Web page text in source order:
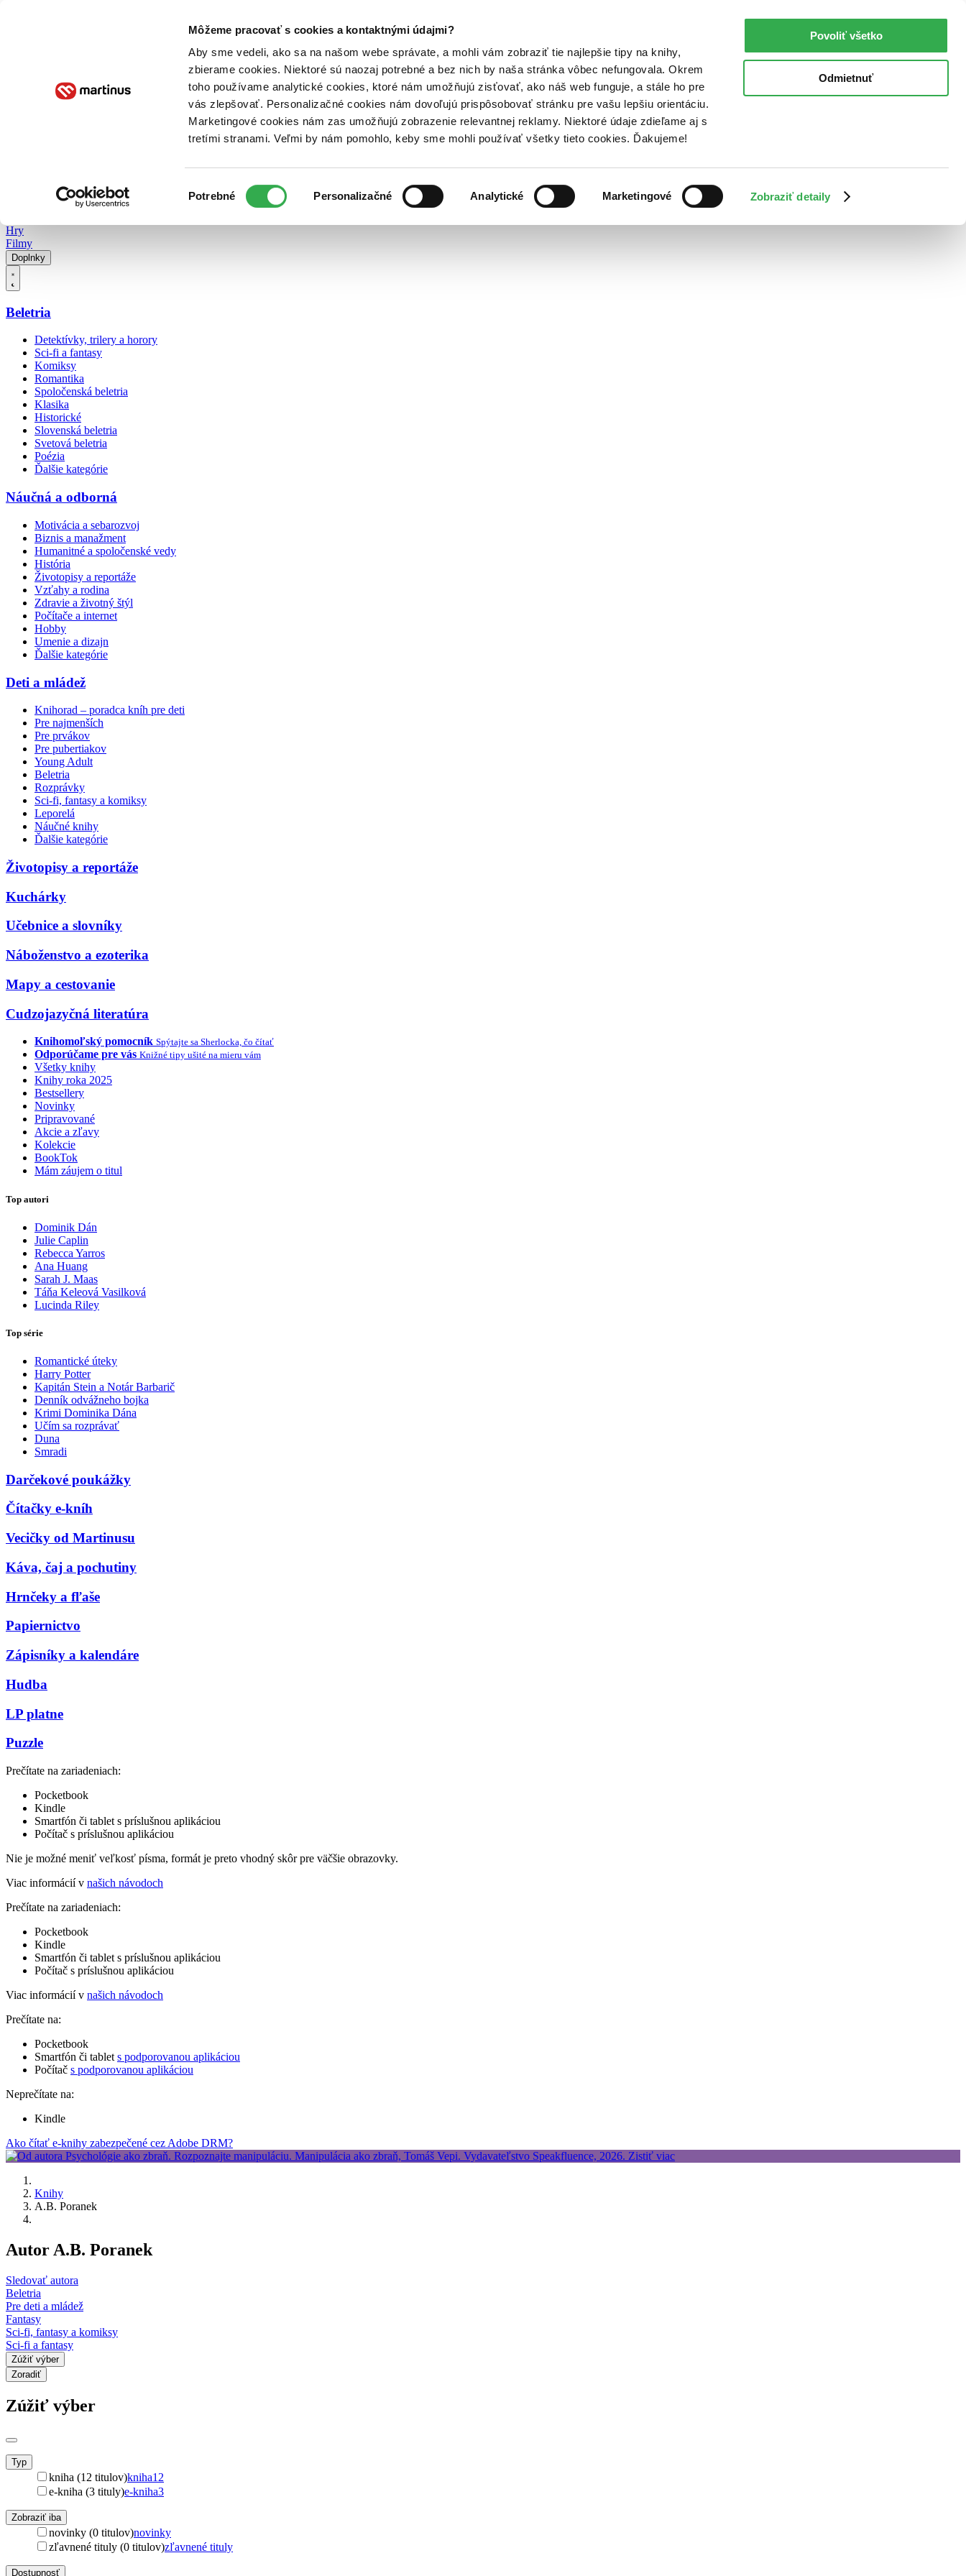
Môžeme pracovať s cookies a kontaktnými údajmi?
Aby sme vedeli, ako sa na našom webe správate, a mohli vám zobraziť tie najlepšie tipy na knihy,
zbierame cookies. Niektoré sú naozaj potrebné a bez nich by naša stránka vôbec nefungovala. Okrem
toho používame analytické cookies, ktoré nám umožňujú zisťovať, ako náš web funguje, a stále ho pre
vás zlepšovať. Personalizačné cookies nám dovoľujú prispôsobovať stránku pre vašu lepšiu orientáciu.
Marketingové cookies nám zas umožňujú zobrazenie relevantnej reklamy. Niektoré údaje zdieľame aj s
tretími stranami. Veľmi by nám pomohlo, keby sme mohli používať všetky tieto cookies. Ďakujeme!
súhlasu
Potrebné Personalizačné Analytické Marketingové Zobraziť detaily
Povoliť všetko
Odmietnuť
Poukážky Kontakt
Hry
Filmy
Doplnky
Beletria
Detektívky, trilery a horory
Sci-fi a fantasy
Komiksy
Romantika
Spoločenská beletria
Klasika
Historické
Slovenská beletria
Svetová beletria
Poézia
Ďalšie kategórie
Náučná a odborná
Motivácia a sebarozvoj
Biznis a manažment
Humanitné a spoločenské vedy
História
Životopisy a reportáže
Vzťahy a rodina
Zdravie a životný štýl
Počítače a internet
Hobby
Umenie a dizajn
Ďalšie kategórie
Deti a mládež
Knihorad – poradca kníh pre deti
Pre najmenších
Pre prvákov
Pre pubertiakov
Young Adult
Beletria
Rozprávky
Sci-fi, fantasy a komiksy
Leporelá
Náučné knihy
Ďalšie kategórie
Životopisy a reportáže
Kuchárky
Učebnice a slovníky
Náboženstvo a ezoterika
Mapy a cestovanie
Cudzojazyčná literatúra
Knihomoľský pomocník Spýtajte sa Sherlocka, čo čítať
Odporúčame pre vás Knižné tipy ušité na mieru vám
Všetky knihy
Knihy roka 2025
Bestsellery
Novinky
Pripravované
Akcie a zľavy
Kolekcie
BookTok
Mám záujem o titul
Top autori
Dominik Dán
Julie Caplin
Rebecca Yarros
Ana Huang
Sarah J. Maas
Táňa Keleová Vasilková
Lucinda Riley
Top série
Romantické úteky
Harry Potter
Kapitán Stein a Notár Barbarič
Denník odvážneho bojka
Krimi Dominika Dána
Učím sa rozprávať
Duna
Smradi
Darčekové poukážky
Čítačky e-kníh
Vecičky od Martinusu
Káva, čaj a pochutiny
Hrnčeky a fľaše
Papiernictvo
Zápisníky a kalendáre
Hudba
LP platne
Puzzle
Prečítate na zariadeniach:
Pocketbook
Kindle
Smartfón či tablet s príslušnou aplikáciou
Počítač s príslušnou aplikáciou
Nie je možné meniť veľkosť písma, formát je preto vhodný skôr pre väčšie obrazovky.
Viac informácií v našich návodoch
Prečítate na zariadeniach:
Pocketbook
Kindle
Smartfón či tablet s príslušnou aplikáciou
Počítač s príslušnou aplikáciou
Viac informácií v našich návodoch
Prečítate na:
Pocketbook
Smartfón či tablet s podporovanou aplikáciou
Počítač s podporovanou aplikáciou
Neprečítate na:
Kindle
Ako čítať e-knihy zabezpečené cez Adobe DRM?
Knihy
A.B. Poranek
Autor A.B. Poranek
Sledovať autora
Beletria
Pre deti a mládež
Fantasy
Sci-fi, fantasy a komiksy
Sci-fi a fantasy
Zúžiť výber
Zoradiť
Zúžiť výber
Typ
kniha (12 titulov)kniha12
e-kniha (3 tituly)e-kniha3
Zobraziť iba
novinky (0 titulov)novinky
zľavnené tituly (0 titulov)zľavnené tituly
Dostupnosť